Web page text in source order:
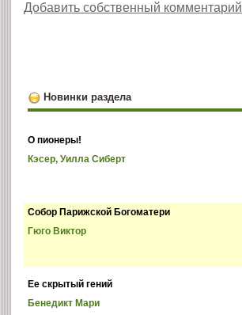
Добавить собственный комментарий
Новинки раздела
О пионеры!
Кэсер, Уилла Сиберт
Собор Парижской Богоматери
Гюго Виктор
Ее скрытый гений
Бенедикт Мари